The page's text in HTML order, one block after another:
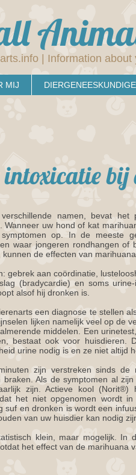
| Information about
MIJ
bij
namen, bevat het
Wanneer uw hond of kat
op. In de meeste
waar jongeren rondhangen of
de effecten van
gebrek aan coördinatie,
(bradycardie) en soms
alsof hij dronken is.
een diagnose te stellen
lijken namelijk veel op de
middelen. Een
bestaat ook voor huisdieren.
urine nodig is en ze niet altijd
zijn verstreken sinds de
braken. Als de symptomen al
zijn. Actieve kool
het niet opgenomen wordt
suf en dronken is wordt een
van uw huisdier kan nodig
klein, maar mogelijk. In
het effect van de marihuana